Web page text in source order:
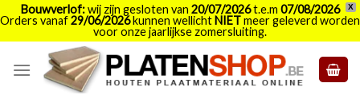
X
Bouwverlof:wij zijn gesloten van 20/07/2026t.e.m 07/08/2026
Orders vanaf29/06/2026kunnen wellichtNIETmeer geleverd worden
voor onze jaarlijkse zomersluiting.